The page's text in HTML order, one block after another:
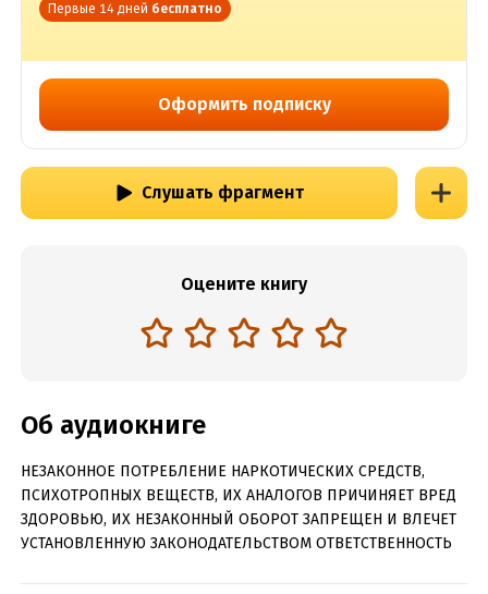
Первые 14 дней бесплатно
Оформить подписку
Слушать фрагмент
Оцените книгу
Об аудиокниге
НЕЗАКОННОЕ ПОТРЕБЛЕНИЕ НАРКОТИЧЕСКИХ СРЕДСТВ,
ПСИХОТРОПНЫХ ВЕЩЕСТВ, ИХ АНАЛОГОВ ПРИЧИНЯЕТ ВРЕД
ЗДОРОВЬЮ, ИХ НЕЗАКОННЫЙ ОБОРОТ ЗАПРЕЩЕН И ВЛЕЧЕТ
УСТАНОВЛЕННУЮ ЗАКОНОДАТЕЛЬСТВОМ ОТВЕТСТВЕННОСТЬ